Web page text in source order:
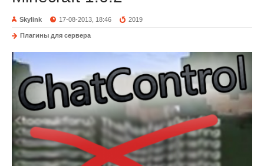
Skylink 17-08-2013, 18:46 2019
Плагины для сервера